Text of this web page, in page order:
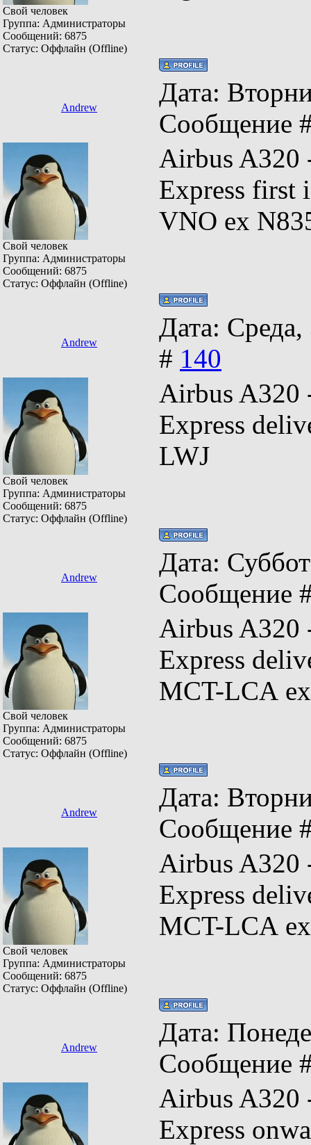
Свой человек
Группа: Администраторы
Сообщений: 6875
Статус: Оффлайн (Offline)
Andrew
Дата:
Сообщение
Свой человек
Группа: Администраторы
Сообщений: 6875
Статус: Оффлайн (Offline)
Airbus
Express first
VNO ex
Andrew
Дата:
# 140
Свой человек
Группа: Администраторы
Сообщений: 6875
Статус: Оффлайн (Offline)
Airbus
Express
LWJ
Andrew
Дата:
Сообщение
Свой человек
Группа: Администраторы
Сообщений: 6875
Статус: Оффлайн (Offline)
Airbus
Express
MCT-LCA
Andrew
Дата:
Сообщение
Свой человек
Группа: Администраторы
Сообщений: 6875
Статус: Оффлайн (Offline)
Airbus A320
Express
MCT-LCA
Andrew
Дата:
Сообщение
Airbus A320
Express